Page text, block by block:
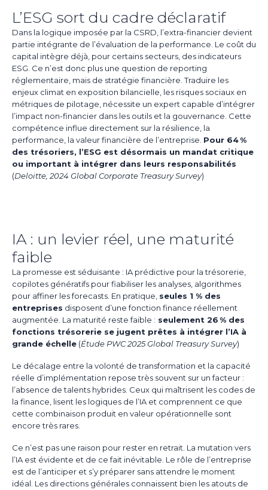
L’ESG sort du cadre déclaratif
Dans la logique imposée par la CSRD, l’extra-financier devient
partie intégrante de l’évaluation de la performance. Le coût du
capital intègre déjà, pour certains secteurs, des indicateurs
ESG. Ce n’est donc plus une question de reporting
réglementaire, mais de stratégie financière. Traduire les
enjeux climat en exposition bilancielle, les risques sociaux en
métriques de pilotage, nécessite un expert capable d’intégrer
l’impact non-financier dans les outils et la gouvernance. Cette
compétence influe directement sur la résilience, la
performance, la valeur financière de l’entreprise. Pour 64 %
des trésoriers, l’ESG est désormais un mandat critique
ou important à intégrer dans leurs responsabilités
(Deloitte, 2024 Global Corporate Treasury Survey)
IA : un levier réel, une maturité
faible
La promesse est séduisante : IA prédictive pour la trésorerie,
copilotes génératifs pour fiabiliser les analyses, algorithmes
pour affiner les forecasts. En pratique, seules 1 % des
entreprises disposent d’une fonction finance réellement
augmentée. La maturité reste faible : seulement 26 % des
fonctions trésorerie se jugent prêtes à intégrer l’IA à
grande échelle (Étude PWC 2025 Global Treasury Survey)
Le décalage entre la volonté de transformation et la capacité
réelle d’implémentation repose très souvent sur un facteur :
l’absence de talents hybrides. Ceux qui maîtrisent les codes de
la finance, lisent les logiques de l’IA et comprennent ce que
cette combinaison produit en valeur opérationnelle sont
encore très rares.
Ce n’est pas une raison pour rester en retrait. La mutation vers
l’IA est évidente et de ce fait inévitable. Le rôle de l’entreprise
est de l’anticiper et s’y préparer sans attendre le moment
idéal. Les directions générales connaissent bien les atouts de